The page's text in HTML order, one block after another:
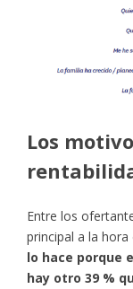
Los
Entre los
principal a la hora
lo hace porque
hay otro 39 %